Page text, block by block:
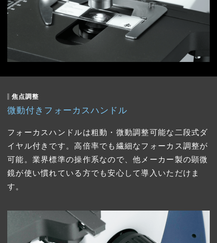
焦点調整
微動付きフォーカスハンドル
フォーカスハンドルは粗動・微動調整可能な二段式ダ
イヤル付きです。高倍率でも繊細なフォーカス調整が
可能。業界標準の操作系なので、他メーカー製の顕微
鏡が使い慣れている方でも安心して導入いただけま
す。